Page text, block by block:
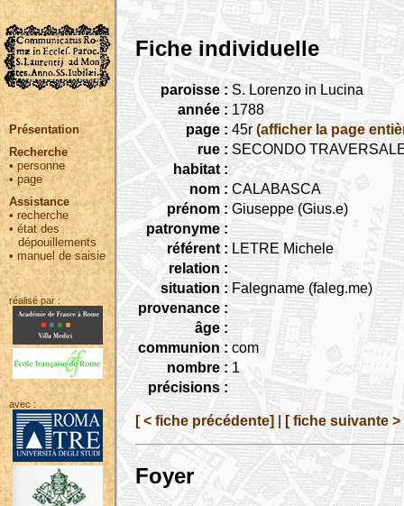
Présentation
Recherche
• personne
•page
Assistance
• recherche
•état des
dépouillements
•manuel de saisie
réalisé par :
avec :
Fiche individuelle
paroisse : S. Lorenzo in Lucina
année : 1788
page : 45r (afficher la page
rue : SECONDO
habitat :
nom : CALABASCA
prénom : Giuseppe (Gius.e)
patronyme :
référent : LETRE Michele
relation :
situation : Falegname (faleg.me)
provenance :
âge :
communion : com
nombre : 1
précisions :
[ < fiche précédente] [ fiche suivante >
Foyer